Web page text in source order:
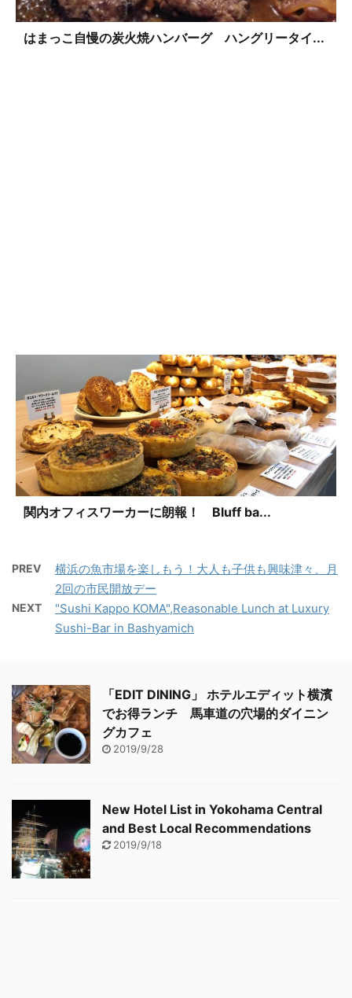
はまっこ自慢の炭火焼ハンバーグ ハングリータイ...
関内オフィスワーカーに朗報！ Bluff ba...
PREV
横浜の魚市場を楽しもう！大人も子供も興味津々、月
2回の市民開放デー
NEXT
"Sushi Kappo KOMA",Reasonable Lunch at Luxury
Sushi-Bar in Bashyamich
「EDIT DINING」 ホテルエディット横濱
でお得ランチ 馬車道の穴場的ダイニン
グカフェ
2019/9/28
New Hotel List in Yokohama Central
and Best Local Recommendations
2019/9/18